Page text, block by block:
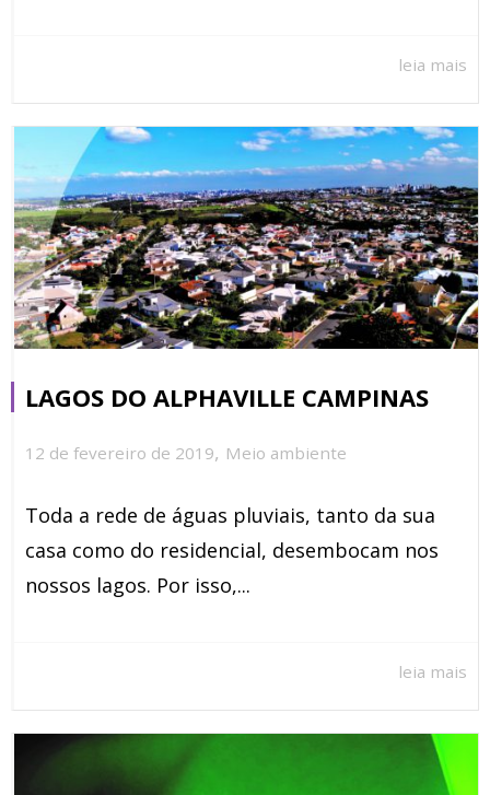
leia mais
LAGOS DO ALPHAVILLE CAMPINAS
12 de fevereiro de 2019, Meio ambiente
Toda a rede de águas pluviais, tanto da sua
casa como do residencial, desembocam nos
nossos lagos. Por isso,...
leia mais